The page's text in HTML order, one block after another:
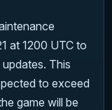
at 1200 UTC to
This
to exceed
game will be